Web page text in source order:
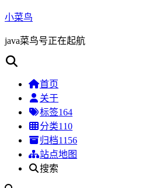
小菜鸟
java菜鸟号正在起航
首页
关于
标签164
分类110
归档1156
站点地图
搜索